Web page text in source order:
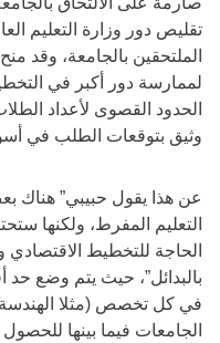
تقليص دور وزارة التعليم
الملتحقين بالجامعة، وقد
لممارسة دور أكبر في
الحدود القصوى لأعداد
وثيق بتوقعات الطلب في
عن هذا يقول حبيبي” هناك
التعليم المفرط، ولكنها
الحاجة للتخطيط
بالبدائل”، حيث يتم وضع حد
في كل تخصص (مثلا الهندسة
الجامعات فيما بينها